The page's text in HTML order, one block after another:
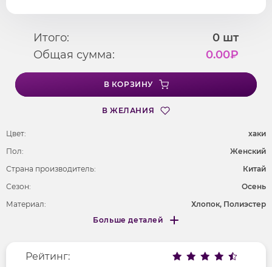
Итого: 0 шт
Общая сумма:
0.00₽
В КОРЗИНУ
В ЖЕЛАНИЯ
Цвет:
хаки
Пол:
Женский
Страна производитель:
Китай
Сезон:
Осень
Материал:
Хлопок, Полиэстер
Фактура материала
гладкий
Больше деталей
Меньше деталей
Рейтинг: